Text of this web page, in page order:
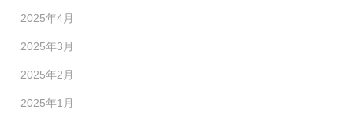
2025年4月
2025年3月
2025年2月
2025年1月